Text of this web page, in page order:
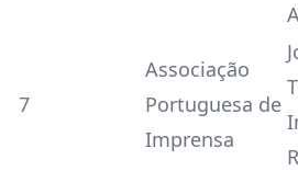
7
Associação
Portuguesa de
Imprensa